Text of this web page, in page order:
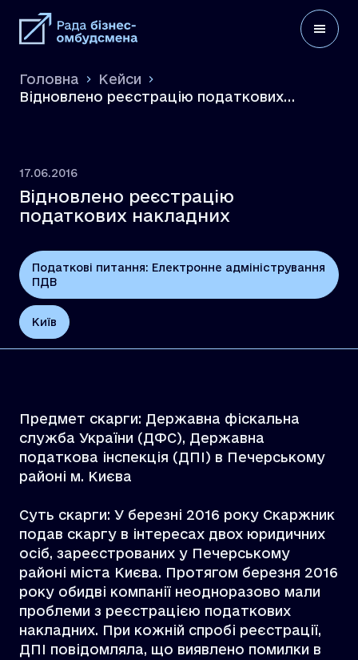
Головна
Кейси
Відновлено реєстрацію податкових
17.06.2016
Відновлено реєстрацію
податкових накладних
Податкові питання: Електронне адміністрування
ПДВ
Київ
Предмет скарги: Державна фіскальна
служба України (ДФС), Державна
податкова інспекція (ДПІ) в Печерському
районі м. Києва
Суть скарги: У березні 2016 року Скаржник
подав скаргу в інтересах двох юридичних
осіб, зареєстрованих у Печерському
районі міста Києва. Протягом березня 2016
року обидві компанії неодноразово мали
проблеми з реєстрацією податкових
накладних. При кожній спробі реєстрації,
ДПІ повідомляла, що виявлено помилки в